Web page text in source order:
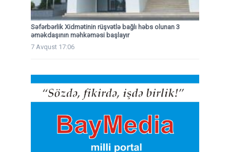
Səfərbərlik Xidmətinin rüşvətlə bağlı həbs olunan 3
əməkdaşının məhkəməsi başlayır
7 Avqust 17:06